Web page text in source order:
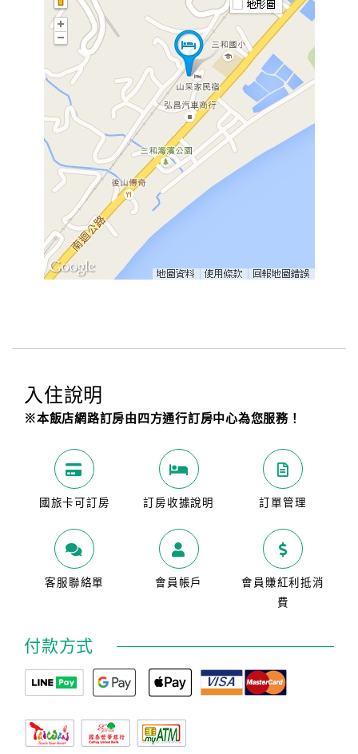
入住說明
※本飯店網路訂房由四方通行訂房中心為您服務！
國旅卡可訂房 訂房收據說明 訂單管理
客服聯絡單 會員帳戶
會員賺紅利抵消
費
付款方式